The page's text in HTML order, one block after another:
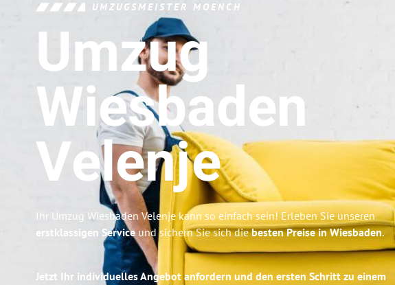
UMZUGSMEISTER MOENCH
Umzug
Wiesbaden
Velenje
Ihr Umzug Wiesbaden Velenje kann so einfach sein! Erleben Sie unseren
erstklassigen Serviceund sichern Sie sich diebesten Preise in Wiesbaden.
Jetzt Ihr individuelles Angebot anfordern und den ersten Schritt zu einem